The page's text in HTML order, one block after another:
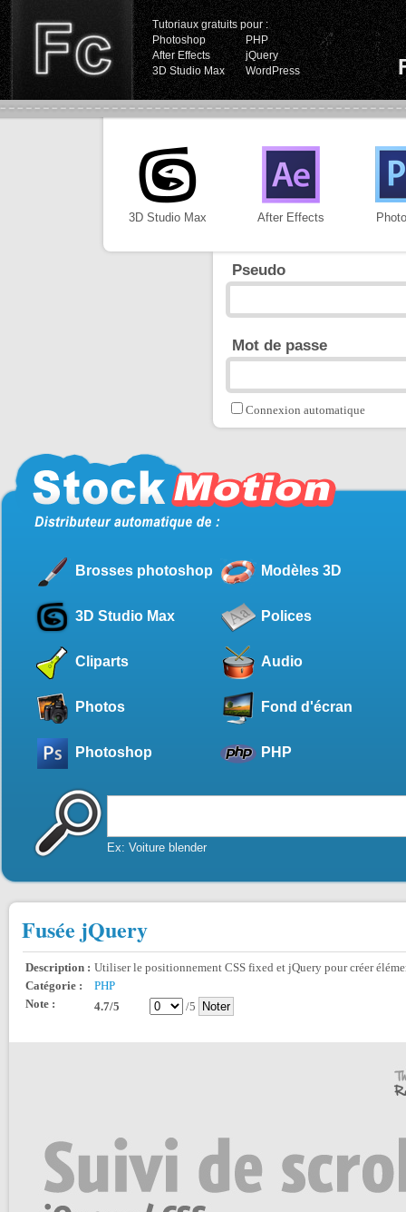
Tutoriaux gratuits pour :
Photoshop
PHP
After Effects
jQuery
3D Studio Max
WordPress
3D Studio Max After Effects
Pseudo
Mot de passe
Connexion automatique
Brosses photoshop Modèles 3D
3D Studio Max Polices
Cliparts Audio
Photos Fond d'écran
Photoshop PHP
Ex: Voiture blender
Fusée jQuery
Description : Utiliser le positionnement CSS fixed et jQuery pour créer
Catégorie :
PHP
Note :
4.7/5 /5